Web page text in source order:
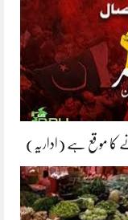
کا موقع ہے (اداریہ)